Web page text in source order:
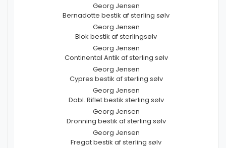
Georg Jensen
Bernadotte bestik af sterling sølv
Georg Jensen
Blok bestik af sterlingsølv
Georg Jensen
Continental Antik af sterling sølv
Georg Jensen
Cypres bestik af sterling sølv
Georg Jensen
Dobl. Riflet bestik sterling sølv
Georg Jensen
Dronning bestik af sterling sølv
Georg Jensen
Fregat bestik af sterling sølv